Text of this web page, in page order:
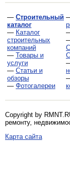
— Строительный
каталог
— Каталог
строительных
компаний
— Товары и
услуги
— Статьи и
обзоры
— Фотогалереи
Copyright by
ремонту,
Карта сайта